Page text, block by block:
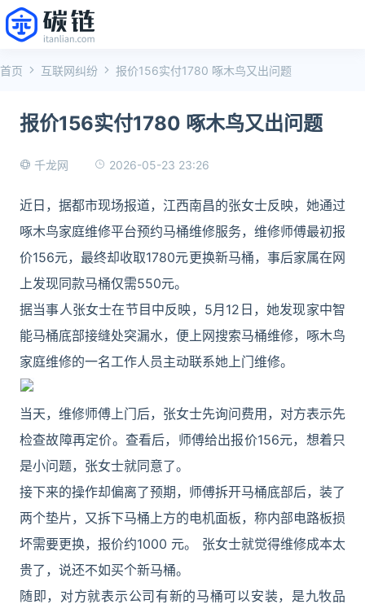
首页 互联网纠纷 报价156实付1780 啄木鸟又出问题
报价156实付1780 啄木鸟又出问题
千龙网 2026-05-23 23:26
近日，据都市现场报道，江西南昌的张女士反映，她通过
啄木鸟家庭维修平台预约马桶维修服务，维修师傅最初报
价156元，最终却收取1780元更换新马桶，事后家属在网
上发现同款马桶仅需550元。
据当事人张女士在节目中反映，5月12日，她发现家中智
能马桶底部接缝处突漏水，便上网搜索马桶维修，啄木鸟
家庭维修的一名工作人员主动联系她上门维修。
当天，维修师傅上门后，张女士先询问费用，对方表示先
检查故障再定价。查看后，师傅给出报价156元，想着只
是小问题，张女士就同意了。
接下来的操作却偏离了预期，师傅拆开马桶底部后，装了
两个垫片，又拆下马桶上方的电机面板，称内部电路板损
坏需要更换，报价约1000 元。 张女士就觉得维修成本太
贵了，说还不如买个新马桶。
随即，对方就表示公司有新的马桶可以安装，是九牧品